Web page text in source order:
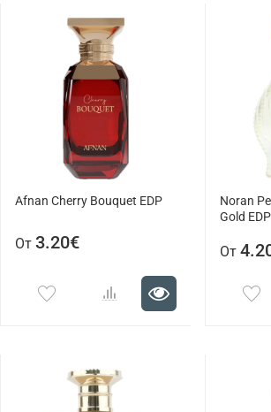
Afnan Cherry Bouquet EDP
От 3.20€
Noran
Gold EDP
От